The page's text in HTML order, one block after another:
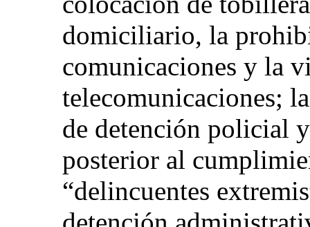
domiciliario, la
comunicaciones y la
telecomunicaciones;
de detención policial
posterior al
“delincuentes